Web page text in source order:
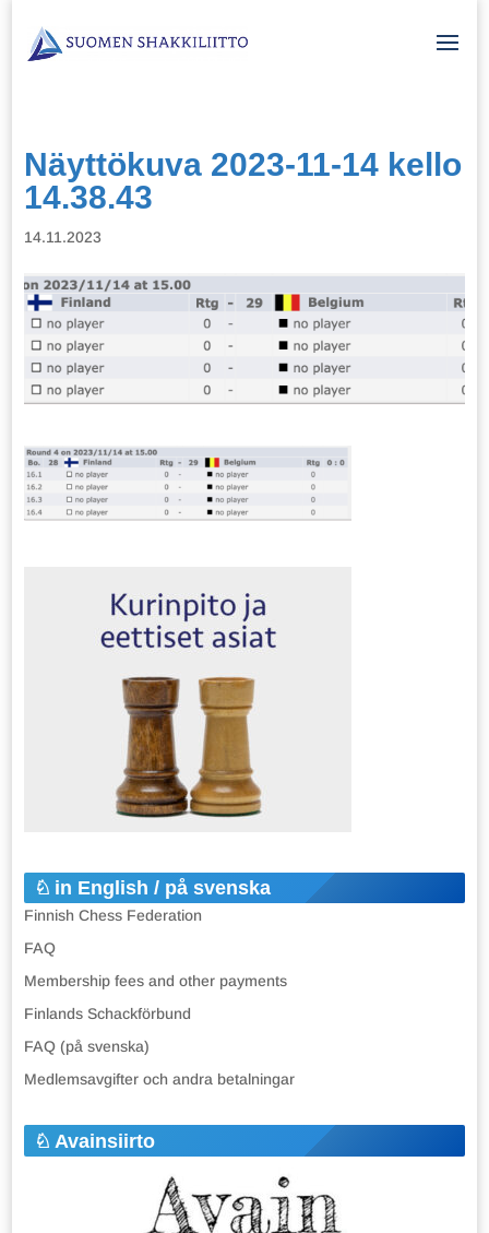
Näyttökuva 2023-11-14 kello
14.38.43
14.11.2023
in English / på svenska
Finnish Chess Federation
FAQ
Membership fees and other payments
Finlands Schackförbund
FAQ (på svenska)
Medlemsavgifter och andra betalningar
Avainsiirto